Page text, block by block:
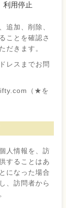
利用停止
追加、削除、
ことを確認さ
だきます。
レスまでお問
（★を
人情報を、訪
することはあ
になった場合
、訪問者から